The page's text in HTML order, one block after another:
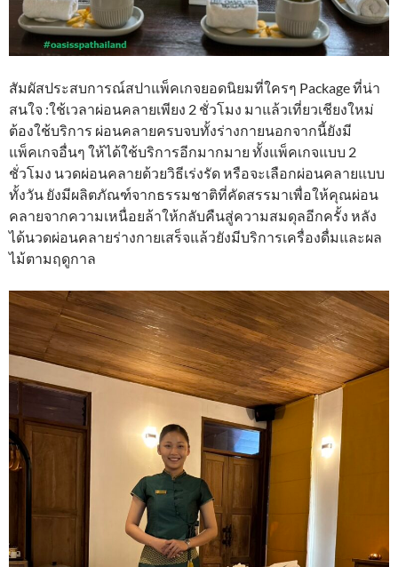
สัมผัสประสบการณ์สปาแพ็คเกจยอดนิยมที่ใครๆ Package ที่น่า
สนใจ :ใช้เวลาผ่อนคลายเพียง 2 ชั่วโมง มาแล้วเที่ยวเชียงใหม่
ต้องใช้บริการ ผ่อนคลายครบจบทั้งร่างกายนอกจากนี้ยังมี
แพ็คเกจอื่นๆ ให้ได้ใช้บริการอีกมากมาย ทั้งแพ็คเกจแบบ 2
ชั่วโมง นวดผ่อนคลายด้วยวิธีเร่งรัด หรือจะเลือกผ่อนคลายแบบ
ทั้งวัน ยังมีผลิตภัณฑ์จากธรรมชาติที่คัดสรรมาเพื่อให้คุณผ่อน
คลายจากความเหนื่อยล้าให้กลับคืนสู่ความสมดุลอีกครั้ง หลัง
ได้นวดผ่อนคลายร่างกายเสร็จแล้วยังมีบริการเครื่องดื่มและผล
ไม้ตามฤดูกาล